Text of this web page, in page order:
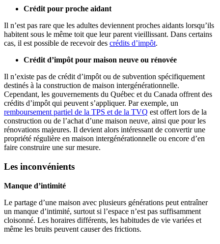
Crédit pour proche aidant
Il n’est pas rare que les adultes deviennent proches aidants lorsqu’ils
habitent sous le même toit que leur parent vieillissant. Dans certains
cas, il est possible de recevoir des crédits d’impôt.
Crédit d’impôt pour maison neuve ou rénovée
Il n’existe pas de crédit d’impôt ou de subvention spécifiquement
destinés à la construction de maison intergénérationnelle.
Cependant, les gouvernements du Québec et du Canada offrent des
crédits d’impôt qui peuvent s’appliquer. Par exemple, un
remboursement partiel de la TPS et de la TVQ est offert lors de la
construction ou de l’achat d’une maison neuve, ainsi que pour les
rénovations majeures. Il devient alors intéressant de convertir une
propriété régulière en maison intergénérationnelle ou encore d’en
faire construire une sur mesure.
Les inconvénients
Manque d’intimité
Le partage d’une maison avec plusieurs générations peut entraîner
un manque d’intimité, surtout si l’espace n’est pas suffisamment
cloisonné. Les horaires différents, les habitudes de vie variées et
même les bruits peuvent causer des frictions.